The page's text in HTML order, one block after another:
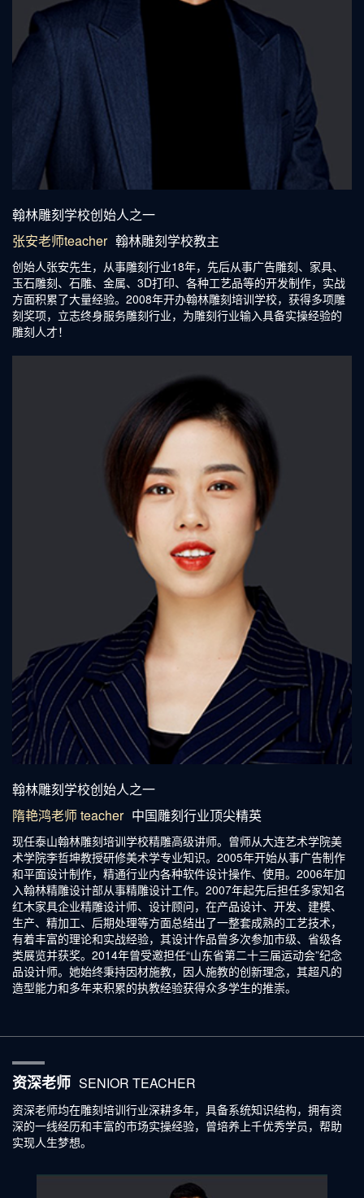
翰林雕刻学校创始人之一
张安老师teacher 翰林雕刻学校教主
创始人张安先生，从事雕刻行业18年，先后从事广告雕刻、家具、
玉石雕刻、石雕、金属、3D打印、各种工艺品等的开发制作，实战
方面积累了大量经验。2008年开办翰林雕刻培训学校，获得多项雕
刻奖项，立志终身服务雕刻行业，为雕刻行业输入具备实操经验的
雕刻人才！
翰林雕刻学校创始人之一
隋艳鸿老师 teacher 中国雕刻行业顶尖精英
现任泰山翰林雕刻培训学校精雕高级讲师。曾师从大连艺术学院美
术学院李哲坤教授研修美术学专业知识。2005年开始从事广告制作
和平面设计制作，精通行业内各种软件设计操作、使用。2006年加
入翰林精雕设计部从事精雕设计工作。2007年起先后担任多家知名
红木家具企业精雕设计师、设计顾问，在产品设计、开发、建模、
生产、精加工、后期处理等方面总结出了一整套成熟的工艺技术，
有着丰富的理论和实战经验，其设计作品曾多次参加市级、省级各
类展览并获奖。2014年曾受邀担任“山东省第二十三届运动会”纪念
品设计师。她始终秉持因材施教，因人施教的创新理念，其超凡的
造型能力和多年来积累的执教经验获得众多学生的推崇。
资深老师 SENIOR TEACHER
资深老师均在雕刻培训行业深耕多年，具备系统知识结构，拥有资
深的一线经历和丰富的市场实操经验，曾培养上千优秀学员，帮助
实现人生梦想。